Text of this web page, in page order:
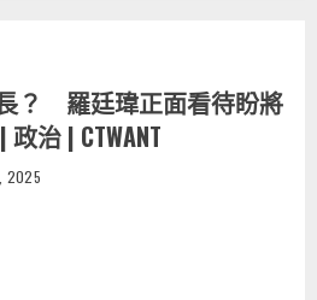
？ 羅廷瑋正面看待盼將
治 | CTWANT
2025